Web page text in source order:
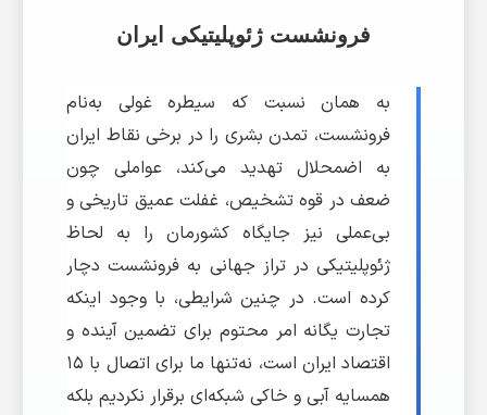
فرونشست ژئوپلیتیکی ایران
به همان نسبت که سیطره غولی به‌نام
فرونشست، تمدن بشری را در برخی نقاط ایران
به اضمحلال تهدید می‌کند، عواملی چون
ضعف در قوه تشخیص، غفلت عمیق تاریخی و
بی‌عملی نیز جایگاه کشورمان را به لحاظ
ژئوپلیتیکی در تراز جهانی به فرونشست دچار
کرده است. در چنین شرایطی، با وجود اینکه
تجارت یگانه امر محتوم برای تضمین آینده و
اقتصاد ایران است، نه‌تنها ما برای اتصال با ۱۵
همسایه آبی و خاکی شبکه‌ای برقرار نکردیم بلکه